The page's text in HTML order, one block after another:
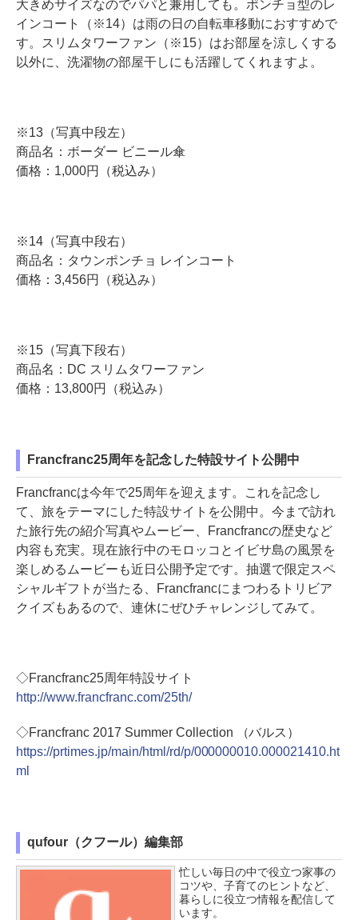
大きめサイズなのでパパと兼用しても。ポンチョ型のレ
インコート（※14）は雨の日の自転車移動におすすめで
す。スリムタワーファン（※15）はお部屋を涼しくする
以外に、洗濯物の部屋干しにも活躍してくれますよ。
※13（写真中段左）
商品名：ボーダー ビニール傘
価格：1,000円（税込み）
※14（写真中段右）
商品名：タウンポンチョ レインコート
価格：3,456円（税込み）
※15（写真下段右）
商品名：DC スリムタワーファン
価格：13,800円（税込み）
Francfranc25周年を記念した特設サイト公開中
Francfrancは今年で25周年を迎えます。これを記念し
て、旅をテーマにした特設サイトを公開中。今まで訪れ
た旅行先の紹介写真やムービー、Francfrancの歴史など
内容も充実。現在旅行中のモロッコとイビサ島の風景を
楽しめるムービーも近日公開予定です。抽選で限定スペ
シャルギフトが当たる、Francfrancにまつわるトリビア
クイズもあるので、連休にぜひチャレンジしてみて。
◇Francfranc25周年特設サイト
http://www.francfranc.com/25th/
◇Francfranc 2017 Summer Collection （バルス）
https://prtimes.jp/main/html/rd/p/000000010.000021410.ht
ml
qufour（クフール）編集部
忙しい毎日の中で役立つ家事の
コツや、子育てのヒントなど、
暮らしに役立つ情報を配信して
います。